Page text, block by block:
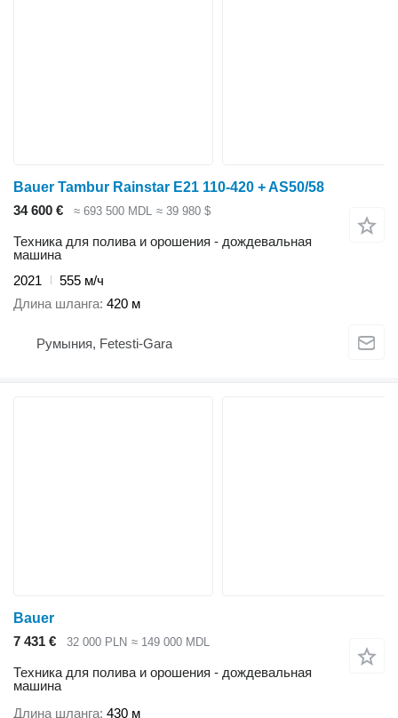
Bauer Tambur Rainstar E21 110-420 + AS50/58
34 600 €
≈ 693 500 MDL ≈ 39 980 $
Техника для полива и орошения - дождевальная
машина
2021
555 м/ч
Длина шланга 420 м
Румыния, Fetesti-Gara
Bauer
7 431 €
32 000 PLN ≈ 149 000 MDL
Техника для полива и орошения - дождевальная
машина
Длина шланга 430 м